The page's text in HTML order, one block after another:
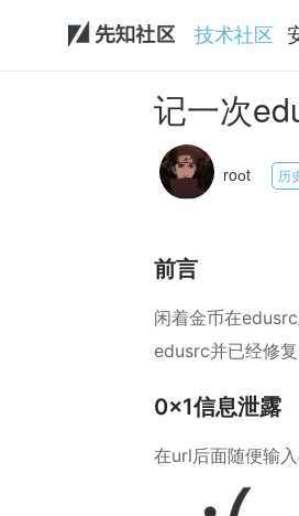
技术社区
记一次
roоt 历
前言
闲着金币在
edusrc并已经修复
0x1信息泄露
在url后面随便输